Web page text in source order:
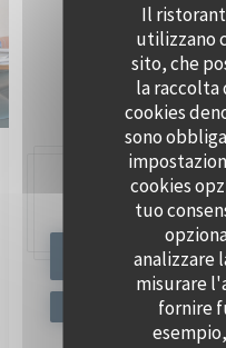
Il
utilizzano
sito, che
la raccolta
cookies
sono
cookies
tuo
analizzare
misurare
fornire
47, Quai Charles